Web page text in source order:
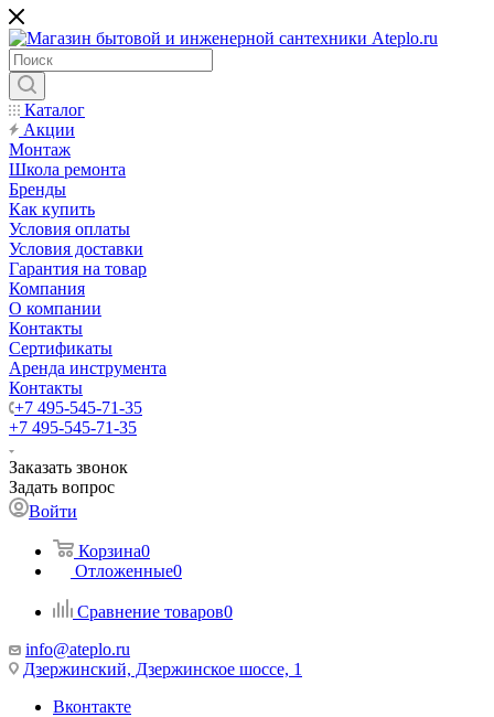
Каталог
Акции
Монтаж
Школа ремонта
Бренды
Как купить
Условия оплаты
Условия доставки
Гарантия на товар
Компания
О компании
Контакты
Сертификаты
Аренда инструмента
Контакты
+7 495-545-71-35
+7 495-545-71-35
Заказать звонок
Задать вопрос
Войти
Корзина0
Отложенные0
Сравнение товаров0
info@ateplo.ru
Дзержинский, Дзержинское шоссе, 1
Вконтакте